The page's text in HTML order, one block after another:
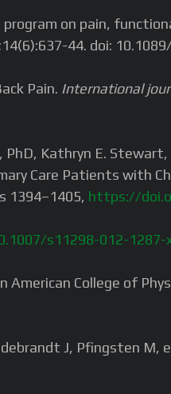
on pain,
44. doi:
Pain. International
Kathryn E.
Care Patients with
1394–1405, https://
s11298-012-1287-
College of
J, Pfingsten M,